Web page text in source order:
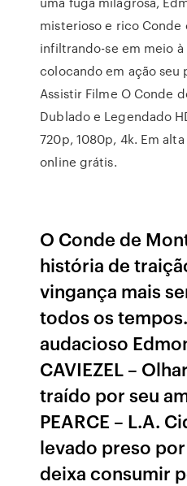
misterioso e rico Conde
infiltrando-se em meio à
colocando em ação seu
Assistir Filme O Conde
Dublado e Legendado
720p, 1080p, 4k. Em
online grátis.
O Conde de
história de
vingança mais
todos os
audacioso
CAVIEZEL –
traído por seu
PEARCE – L.A.
levado preso
deixa consumir